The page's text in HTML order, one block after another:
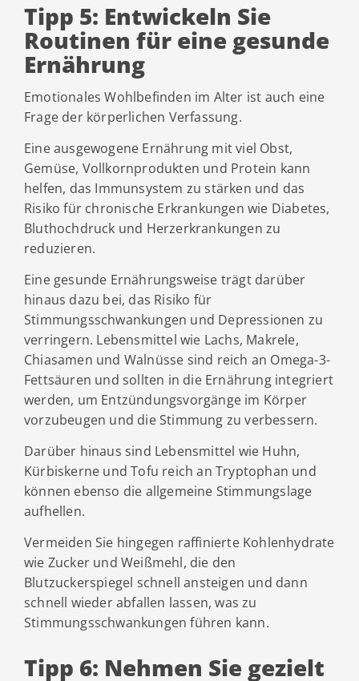
Tipp 5: Entwickeln Sie
Routinen für eine gesunde
Ernährung
Emotionales Wohlbefinden im Alter ist auch eine
Frage der körperlichen Verfassung.
Eine ausgewogene Ernährung mit viel Obst,
Gemüse, Vollkornprodukten und Protein kann
helfen, das Immunsystem zu stärken und das
Risiko für chronische Erkrankungen wie Diabetes,
Bluthochdruck und Herzerkrankungen zu
reduzieren.
Eine gesunde Ernährungsweise trägt darüber
hinaus dazu bei, das Risiko für
Stimmungsschwankungen und Depressionen zu
verringern. Lebensmittel wie Lachs, Makrele,
Chiasamen und Walnüsse sind reich an Omega-3-
Fettsäuren und sollten in die Ernährung integriert
werden, um Entzündungsvorgänge im Körper
vorzubeugen und die Stimmung zu verbessern.
Darüber hinaus sind Lebensmittel wie Huhn,
Kürbiskerne und Tofu reich an Tryptophan und
können ebenso die allgemeine Stimmungslage
aufhellen.
Vermeiden Sie hingegen raffinierte Kohlenhydrate
wie Zucker und Weißmehl, die den
Blutzuckerspiegel schnell ansteigen und dann
schnell wieder abfallen lassen, was zu
Stimmungsschwankungen führen kann.
Tipp 6: Nehmen Sie gezielt